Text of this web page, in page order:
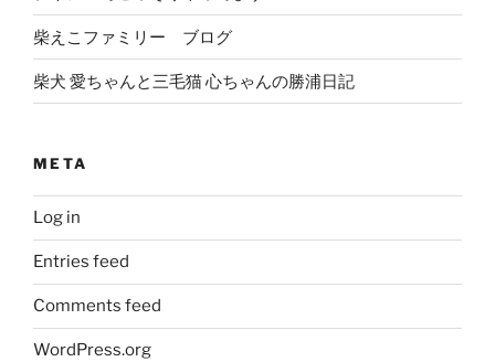
柴えこファミリー ブログ
柴犬 愛ちゃんと三毛猫 心ちゃんの勝浦日記
META
Log in
Entries feed
Comments feed
WordPress.org